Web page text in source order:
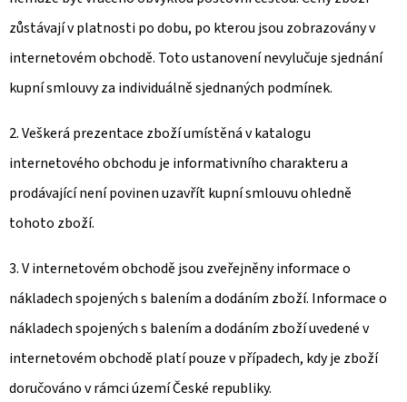
zůstávají v platnosti po dobu, po kterou jsou zobrazovány v
internetovém obchodě. Toto ustanovení nevylučuje sjednání
kupní smlouvy za individuálně sjednaných podmínek.
2. Veškerá prezentace zboží umístěná v katalogu
internetového obchodu je informativního charakteru a
prodávající není povinen uzavřít kupní smlouvu ohledně
tohoto zboží.
3. V internetovém obchodě jsou zveřejněny informace o
nákladech spojených s balením a dodáním zboží. Informace o
nákladech spojených s balením a dodáním zboží uvedené v
internetovém obchodě platí pouze v případech, kdy je zboží
doručováno v rámci území České republiky.